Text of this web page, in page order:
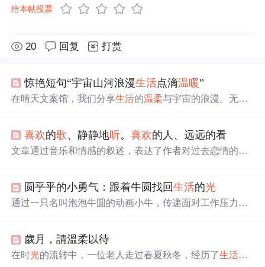
给本帖投票
20 回复 打赏
惊艳短句“宇宙山河浪漫生活点滴温暖”
在晴天文案馆，我们分享生活的温柔与宇宙的浪漫。无论
予的礼物。
喜欢的歌、静静地听。喜欢的人、远远的看
文章通过音乐和情感的叙述，表达了作者对过去恋情的回
图寻找坚持与勇气。文中穿插了对个人成长、孤独与追求
的探讨，以及对未来可能性的憧憬。
圆乎乎的小勇气：跟着牛圆找回生活的光
通过一只名叫泡泡牛圆的动画小牛，传递面对工作压力、
拾 希望，学会自我关怀与情绪接纳，最终找回
与温暖。
歲月，請溫柔以待
在时光的流转中，一位老人走过春夏秋冬，经历了生活的